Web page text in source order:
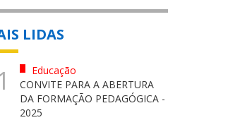
LIDAS
Educação
CONVITE PARA A ABERTURA
DA FORMAÇÃO PEDAGÓGICA -
2025